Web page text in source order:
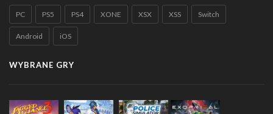
PC PS5 PS4 XONE XSX XSS Switch
Android iOS
WYBRANE GRY